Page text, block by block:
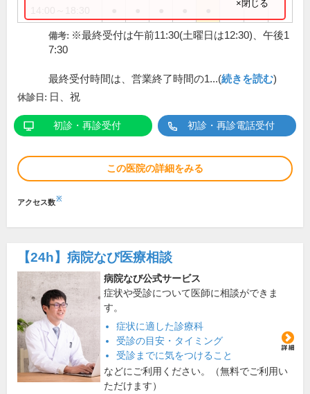
×閉じる
備考: ※最終受付は午前11:30(土曜日は12:30)、午後1
7:30
最終受付時間は、営業終了時間の1...(続きを読む)
休診日: 日、祝
初診・再診受付 初診・再診電話受付
この医院の詳細をみる
アクセス数※
【24h】 病院なび医療相談
病院なび公式サービス
症状や受診について医師に相談ができま
す。
症状に適した診療科
受診の目安・タイミング
受診までに気をつけること
などにご利用ください。（無料でご利用い
ただけます）